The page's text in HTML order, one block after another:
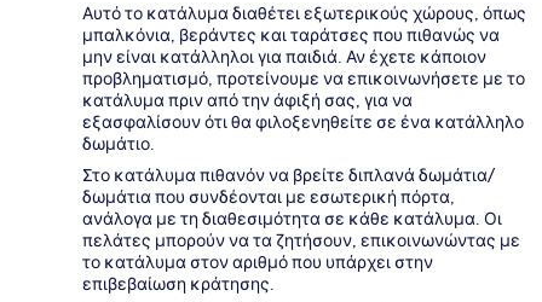
Αυτό το κατάλυμα διαθέτει εξωτερικούς χώρους, όπως
μπαλκόνια, βεράντες και ταράτσες που πιθανώς να
μην είναι κατάλληλοι για παιδιά. Αν έχετε κάποιον
προβληματισμό, προτείνουμε να επικοινωνήσετε με το
κατάλυμα πριν από την άφιξή σας, για να
εξασφαλίσουν ότι θα φιλοξενηθείτε σε ένα κατάλληλο
δωμάτιο.
Στο κατάλυμα πιθανόν να βρείτε διπλανά δωμάτια/
δωμάτια που συνδέονται με εσωτερική πόρτα,
ανάλογα με τη διαθεσιμότητα σε κάθε κατάλυμα. Οι
πελάτες μπορούν να τα ζητήσουν, επικοινωνώντας με
το κατάλυμα στον αριθμό που υπάρχει στην
επιβεβαίωση κράτησης.